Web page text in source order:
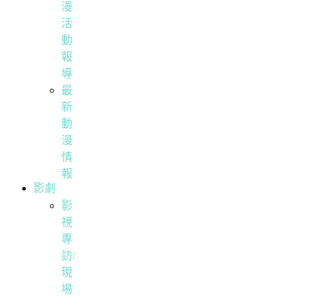
漫
活
動
報
導
最
新
動
漫
情
報
影劇
影
視
專
訪/
現
場